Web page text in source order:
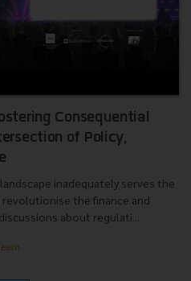
Consequential
of Policy,
inadequately serves the
the finance and
about regulati...